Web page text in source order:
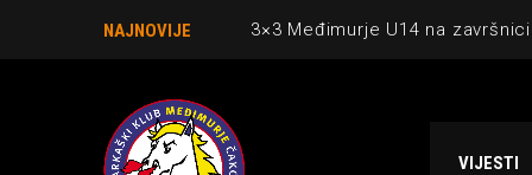
NAJNOVIJE 3×3 Međimurje U14 na
Međimurje u revijalnoj utakmici
VIJESTI